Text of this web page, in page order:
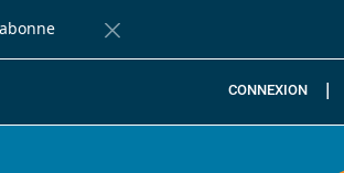
Fermer la barre de notification
CONNEXION